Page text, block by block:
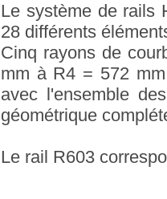
Le système de rails
28 différents
Cinq rayons de
mm à R4 = 572
avec l'ensemble
géométrique
Le rail R603